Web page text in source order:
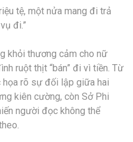
tệ, một nửa mang đi trả
đi.”
khỏi thương cảm cho nữ
ruột thịt “bán” đi vì tiền. Từ
họa rõ sự đối lập giữa hai
kiên cường, còn Sở Phi
người đọc không thể